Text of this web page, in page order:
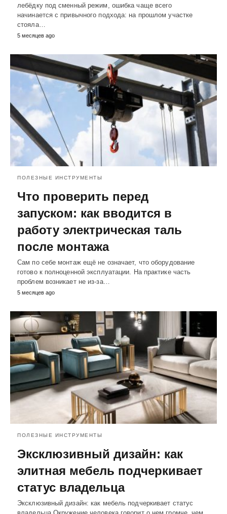
лебёдку под сменный режим, ошибка чаще всего
начинается с привычного подхода: на прошлом участке
стояла…
5 месяцев ago
ПОЛЕЗНЫЕ ИНСТРУМЕНТЫ
Что проверить перед
запуском: как вводится в
работу электрическая таль
после монтажа
Сам по себе монтаж ещё не означает, что оборудование
готово к полноценной эксплуатации. На практике часть
проблем возникает не из-за…
5 месяцев ago
ПОЛЕЗНЫЕ ИНСТРУМЕНТЫ
Эксклюзивный дизайн: как
элитная мебель подчеркивает
статус владельца
Эксклюзивный дизайн: как мебель подчеркивает статус